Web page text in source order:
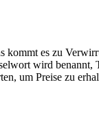
kommt es zu
wird benannt,
um Preise zu